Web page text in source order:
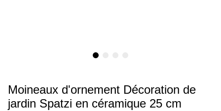
Moineaux d'ornement Décoration de
jardin Spatzi en céramique 25 cm